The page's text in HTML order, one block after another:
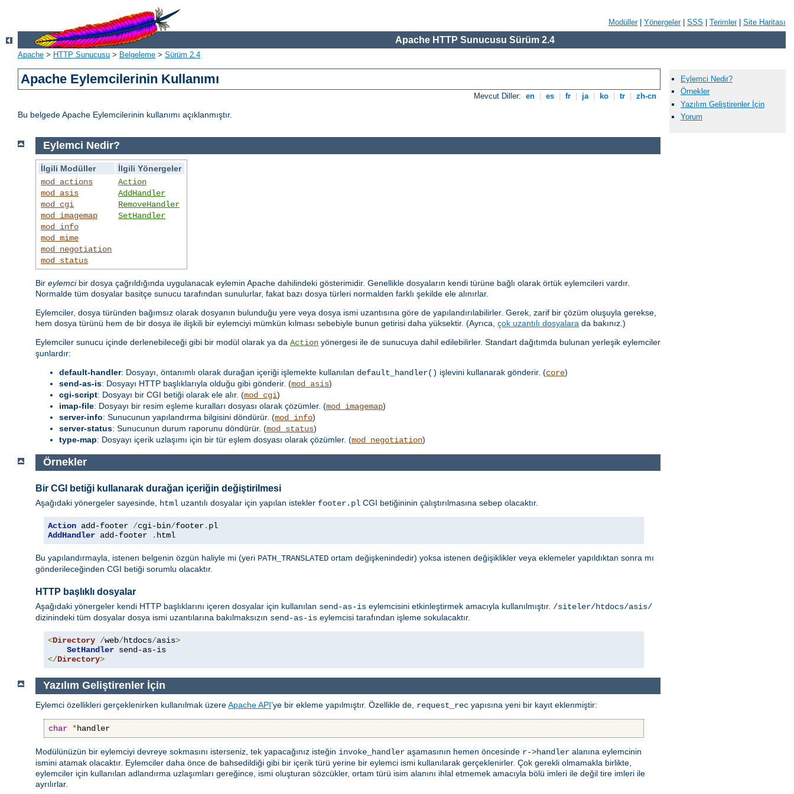
Modüller| Yönergeler| SSS Terimler| Site Haritası
Apache HTTP Sunucusu Sürüm 2.4
Apache > HTTP Sunucusu > Belgeleme > Sürüm 2.4
Apache Eylemcilerinin Kullanımı
Mevcut Diller: en es fr ja ko tr zh-cn
Bu belgede Apache Eylemcilerinin kullanımı açıklanmıştır.
Eylemci Nedir?
Örnekler
Yazılım Geliştirenler İçin
Yorum
Eylemci Nedir?
İlgili Modüller
İlgili Yönergeler
mod_actions
mod_asis
mod_cgi
mod_imagemap
mod_info
mod_mime
mod_negotiation
mod_status
Action
AddHandler
RemoveHandler
SetHandler
Bir eylemcibir dosya çağrıldığında uygulanacak eylemin Apache dahilindeki gösterimidir. Genellikle dosyaların kendi türüne bağlı olarak örtük eylemcileri vardır.
Normalde tüm dosyalar basitçe sunucu tarafından sunulurlar, fakat bazı dosya türleri normalden farklı şekilde ele alınırlar.
Eylemciler, dosya türünden bağımsız olarak dosyanın bulunduğu yere veya dosya ismi uzantısına göre de yapılandırılabilirler. Gerek, zarif bir çözüm oluşuyla gerekse,
hem dosya türünü hem de bir dosya ile ilişkili bir eylemciyi mümkün kılması sebebiyle bunun getirisi daha yüksektir. (Ayrıca, çok uzantılı dosyalara da bakınız.)
Eylemciler sunucu içinde derlenebileceği gibi bir modül olarak ya da Action yönergesi ile de sunucuya dahil edilebilirler. Standart dağıtımda bulunan yerleşik eylemciler
şunlardır:
default-handler: Dosyayı, öntanımlı olarak durağan içeriği işlemekte kullanılan default_handler() işlevini kullanarak gönderir. (core)
send-as-is: Dosyayı HTTP başlıklarıyla olduğu gibi gönderir. (mod_asis)
cgi-script: Dosyayı bir CGI betiği olarak ele alır. (mod_cgi)
imap-file: Dosyayı bir resim eşleme kuralları dosyası olarak çözümler. (mod_imagemap)
server-info: Sunucunun yapılandırma bilgisini döndürür. (mod_info)
server-status: Sunucunun durum raporunu döndürür. (mod_status)
type-map: Dosyayı içerik uzlaşımı için bir tür eşlem dosyası olarak çözümler. (mod_negotiation)
Örnekler
Bir CGI betiği kullanarak durağan içeriğin değiştirilmesi
Aşağıdaki yönergeler sayesinde, html uzantılı dosyalar için yapılan istekler footer.pl CGI betiğininin çalıştırılmasına sebep olacaktır.
Action add-footer /cgi-bin/footer.
AddHandler add-footer . html
Bu yapılandırmayla, istenen belgenin özgün haliyle mi (yeri PATH_TRANSLATED ortam değişkenindedir) yoksa istenen değişiklikler veya eklemeler yapıldıktan sonra mı
gönderileceğinden CGI betiği sorumlu olacaktır.
HTTP başlıklı dosyalar
Aşağıdaki yönergeler kendi HTTP başlıklarını içeren dosyalar için kullanılan send-as-is eylemcisini etkinleştirmek amacıyla kullanılmıştır. /siteler/htdocs/asis/
dizinindeki tüm dosyalar dosya ismi uzantılarına bakılmaksızın send-as-is eylemcisi tarafından işleme sokulacaktır.
<Directory /web/htdocs/asis>
SetHandler
</Directory>
Yazılım Geliştirenler İçin
Eylemci özellikleri gerçeklenirken kullanılmak üzereApache API’ye bir ekleme yapılmıştır. Özellikle de, request_rec yapısına yeni bir kayıt eklenmiştir:
char *handler
Modülünüzün bir eylemciyi devreye sokmasını isterseniz, tek yapacağınız isteğin invoke_handler aşamasının hemen öncesinde r->handler alanına eylemcinin
ismini atamak olacaktır. Eylemciler daha önce de bahsedildiği gibi bir içerik türü yerine bir eylemci ismi kullanılarak gerçeklenirler. Çok gerekli olmamakla birlikte,
eylemciler için kullanılan adlandırma uzlaşımları gereğince, ismi oluşturan sözcükler, ortam türü isim alanını ihlal etmemek amacıyla bölü imleri ile değil tire imleri ile
ayrılırlar.